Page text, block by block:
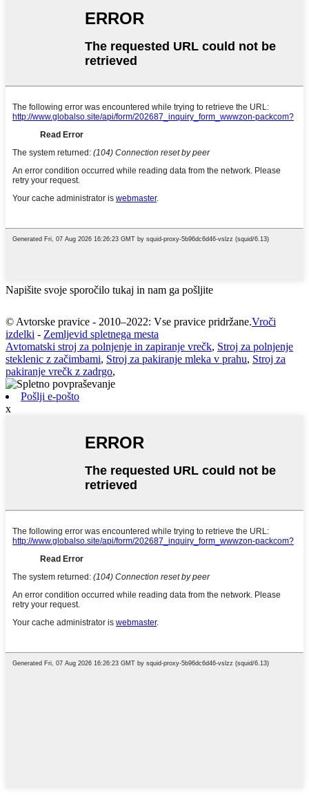
Napišite svoje sporočilo tukaj in nam ga pošljite
© Avtorske pravice - 2010–2022: Vse pravice pridržane.Vroči
izdelki - Zemljevid spletnega mesta
Avtomatski stroj za polnjenje in zapiranje vrečk, Stroj za polnjenje
steklenic z začimbami, Stroj za pakiranje mleka v prahu, Stroj za
pakiranje vrečk z zadrgo,
Pošlji e-pošto
x